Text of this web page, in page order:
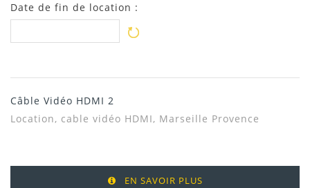
Date de fin de location :
Câble Vidéo HDMI 2
Location, cable vidéo HDMI, Marseille Provence
EN SAVOIR PLUS